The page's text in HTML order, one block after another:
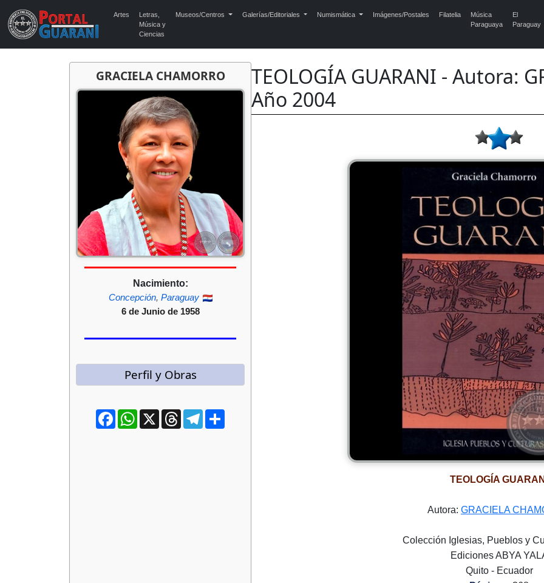
Artes
Letras,
Música y
Ciencias
Museos/Centros Galerías/Editoriales Numismática Imágenes/Postales Filatelia
Música
Paraguaya
El
Paraguay
GRACIELA CHAMORRO
Nacimiento:
Concepción, Paraguay
6 de Junio de 1958
Perfil y Obras
FacebookWhatsApp
X ThreadsTelegram
TEOLOGÍA GUARANI - Autora:
Año 2004
TEOLOGÍA
Autora: GRACIELA
Colección Iglesias, Pueblos y
Ediciones ABYA
Quito - Ecuador